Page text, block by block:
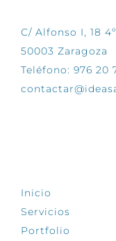
C/ Alfonso I, 18
50003 Zaragoza
Teléfono: 976 20
Inicio
Servicios
Portfolio